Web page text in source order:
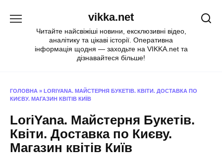
vikka.net
Читайте найсвіжіші новини, ексклюзивні відео,
аналітику та цікаві історії. Оперативна
інформація щодня — заходьте на VIKKA.net та
дізнавайтеся більше!
ГОЛОВНА » LORIYANA. МАЙСТЕРНЯ БУКЕТІВ. КВІТИ. ДОСТАВКА ПО
КИЄВУ. МАГАЗИН КВІТІВ КИЇВ
LoriYana. Майстерня Букетів.
Квіти. Доставка по Києву.
Магазин квітів Київ